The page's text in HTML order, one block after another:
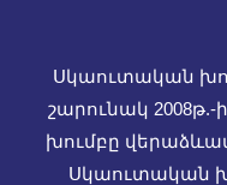
Սկաուտական
շարունակ 2008թ.-
խումբը
Սկաուտական